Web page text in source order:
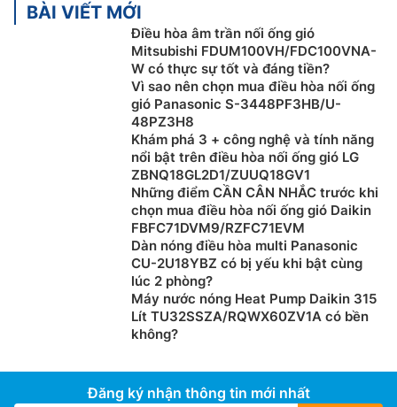
Tự động điều chỉnh hướng gió: Máy vi tính tự động
điều chỉnh hướng gió hiệu quả để theo dõi sự thay
đổi nhiệt động phòng.
Tự động khởi động lại: Trong trường hợp mất điện
tạm thời, khi nguồn điện được phục hồi điều hòa
không khí sẽ tự động khởi động lại ở chế độ hoạt
động giống như trước.
Ống dẫn có thể nối được: Các hệ thống có khả
không khí.
BÀI VIẾT MỚI
Điều hòa âm trần nối ống gió
Mitsubishi FDUM100VH/FDC100VNA-
W có thực sự tốt và đáng tiền?
Vì sao nên chọn mua điều hòa nối ống
gió Panasonic S-3448PF3HB/U-
48PZ3H8
Khám phá 3 + công nghệ và tính năng
nổi bật trên điều hòa nối ống gió LG
ZBNQ18GL2D1/ZUUQ18GV1
Những điểm CẦN CÂN NHẮC trước khi
chọn mua điều hòa nối ống gió Daikin
FBFC71DVM9/RZFC71EVM
Dàn nóng điều hòa multi Panasonic
CU-2U18YBZ có bị yếu khi bật cùng
lúc 2 phòng?
Máy nước nóng Heat Pump Daikin 315
Lít TU32SSZA/RQWX60ZV1A có bền
không?
Đăng ký nhận thông tin mới nhất